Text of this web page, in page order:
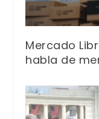
Mercado
habla de